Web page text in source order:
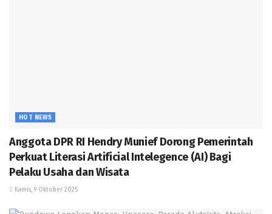
HOT NEWS
Anggota DPR RI Hendry Munief Dorong Pemerintah
Perkuat Literasi Artificial Intelegence (AI) Bagi
Pelaku Usaha dan Wisata
Kamis, 9 Oktober 2025